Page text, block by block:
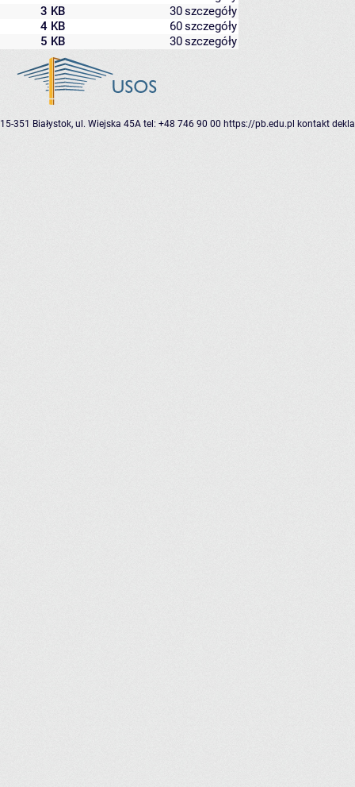
3 KB
30szczegóły
4 KB
60szczegóły
5 KB
30szczegóły
15-351 Białystok, ul. Wiejska 45A tel: +48 746 90 00 https://pb.edu.pl kontakt